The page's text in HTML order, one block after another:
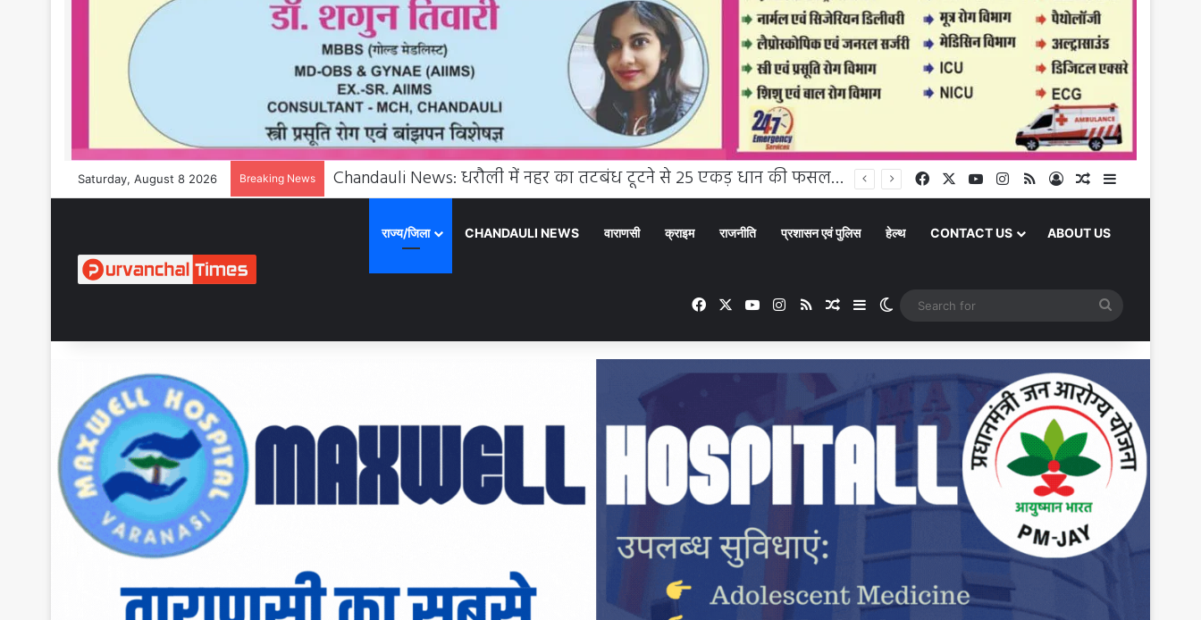
Saturday, August 8 2026 Breaking News Chandauli News: चोरी की बाइक के साथ पुलिस के हत्थे चढ़ा गैंगस्टर, पहले से दर्ज हैं छह मुकदमे FacebookYouTubeInstagram
RSSLog InRandom Article
Sidebar
राज्य/जिला CHANDAULI NEWS वाराणसी क्राइम राजनीति प्रशासन एवं पुलिस हेल्थ CONTACT US ABOUT US
FacebookYouTubeInstagram
RSSRandom Article
SidebarSwitch skin